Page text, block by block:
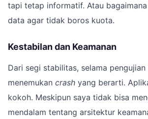
tapi tetap informatif. Atau
data agar tidak boros kuota.
Kestabilan dan Keamanan
Dari segi stabilitas, selama pengujian
menemukan crash yang berarti.
kokoh. Meskipun saya tidak bisa
mendalam tentang arsitektur